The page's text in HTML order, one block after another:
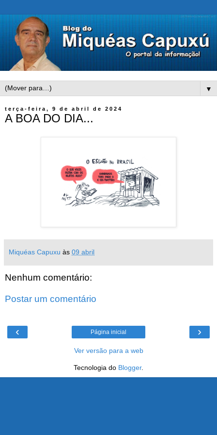
▼
terça-feira, 9 de abril de 2024
A BOA DO DIA...
Miquéas Capuxu às 09 abril
Nenhum comentário:
Postar um comentário
‹ ›
Página inicial
Ver versão para a web
Tecnologia do Blogger.